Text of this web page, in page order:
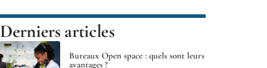
Derniers articles
Bureaux Open space : quels sont leurs
avantages ?